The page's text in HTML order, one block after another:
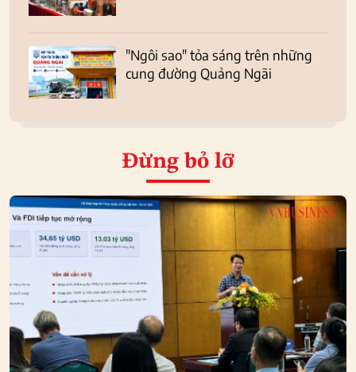
"Ngôi sao" tỏa sáng trên những
cung đường Quảng Ngãi
Đừng bỏ lỡ